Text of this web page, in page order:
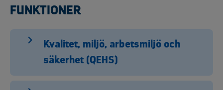
FUNKTIONER
Kvalitet, miljö, arbetsmiljö och
säkerhet (QEHS)